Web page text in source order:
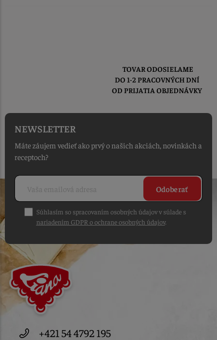
TOVAR ODOSIELAME
DO 1-2 PRACOVNÝCH DNÍ
OD PRIJATIA OBJEDNÁVKY
NEWSLETTER
Máte záujem vedieť ako prvý o našich akciách, novinkách a
receptoch?
Odoberať
Súhlasím so spracovaním osobných údajov v súlade s
nariadením GDPR o ochrane osobných údajov.
+421 54 4792 195